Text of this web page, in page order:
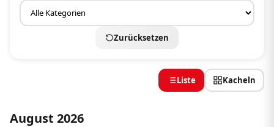
Zurücksetzen
Liste Kacheln
August 2026